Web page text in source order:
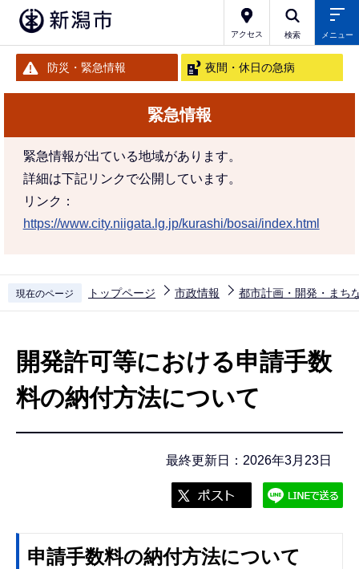
アクセス 検索 メニュー
防災・緊急情報 夜間・休日の急病
緊急情報
緊急情報が出ている地域があります。
詳細は下記リンクで公開しています。
リンク：
https://www.city.niigata.lg.jp/kurashi/bosai/index.html
現在のページ トップページ 市政情報 都市計画・開発・まち
開発許可等における申請手数
料の納付方法について
最終更新日：2026年3月23日
申請手数料の納付方法について